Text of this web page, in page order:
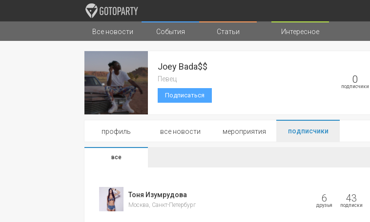
Города Музыка Типы страниц
Все новости События Статьи Интересное
0
подписчики
Joey Bada$$
Певец
Подписаться
профиль все новости мероприятия подписчики
все
6
друзья
43
подписки
Тоня Изумрудова
Москва, Санкт-Петербург